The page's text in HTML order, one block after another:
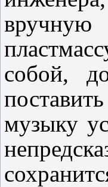
вручную
собой,
музыку